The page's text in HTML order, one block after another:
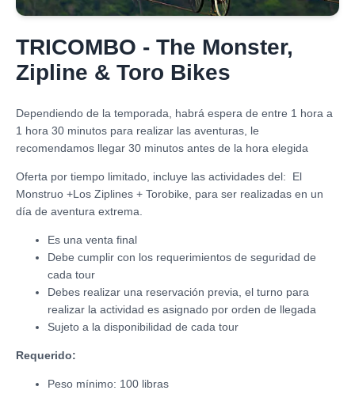
TRICOMBO - The Monster,
Zipline & Toro Bikes
Dependiendo de la temporada, habrá espera de entre 1 hora a
1 hora 30 minutos para realizar las aventuras, le
recomendamos llegar 30 minutos antes de la hora elegida
Oferta por tiempo limitado, incluye las actividades del: El
Monstruo +Los Ziplines + Torobike, para ser realizadas en un
día de aventura extrema.
Es una venta final
Debe cumplir con los requerimientos de seguridad de
cada tour
Debes realizar una reservación previa, el turno para
realizar la actividad es asignado por orden de llegada
Sujeto a la disponibilidad de cada tour
Requerido:
Peso mínimo: 100 libras